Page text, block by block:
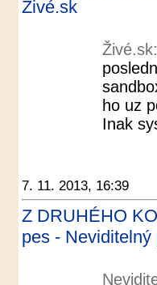
Živé.sk
Živé.sk:
ho uz
Inak
7. 11. 2013, 16:39
Z DRUHÉHO
pes - Neviditelný